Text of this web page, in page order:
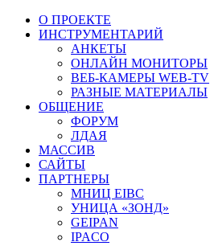
О ПРОЕКТЕ
ИНСТРУМЕНТАРИЙ
АНКЕТЫ
ОНЛАЙН МОНИТОРЫ
ВЕБ-КАМЕРЫ WEB-TV
РАЗНЫЕ МАТЕРИАЛЫ
ОБЩЕНИЕ
ФОРУМ
ЛДАЯ
МАССИВ
САЙТЫ
ПАРТНЕРЫ
МНИЦ EIBC
УНИЦА «ЗОНД»
GEIPAN
IPACO